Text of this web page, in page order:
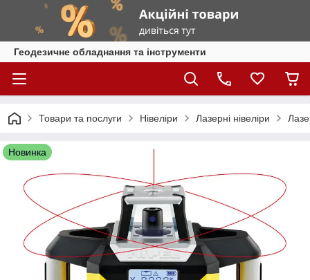
Геодезичне обладнання та інструменти
Товари та послуги Нівеліри Лазерні нівеліри
Новинка